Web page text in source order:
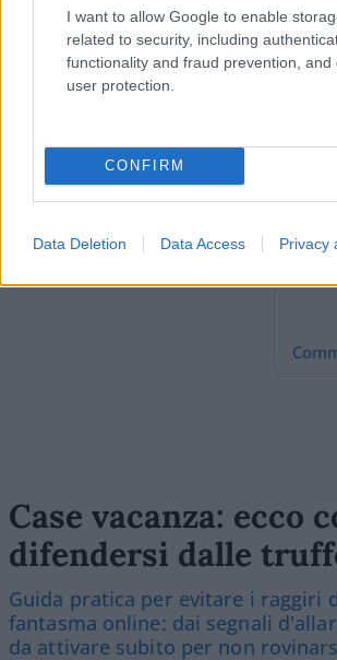
I want to allow Google to enable
related to security, including
functionality and fraud prevention, and
user protection.
CONFIRM
Data Deletion Data Access Privacy
centrale europea. I principali
Abi erano 31 nel 2012, 27 nel 2015,
sono 18 oggi. Questa forte
significativamente la politica e le
Case vacanza: ecco
difendersi dalle
Guida pratica per evitare i raggiri
fantasma online: dai segnali
da attivare subito per non